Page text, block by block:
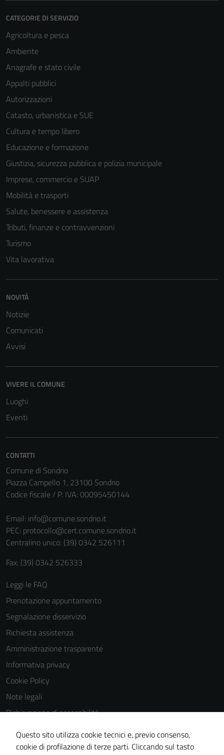
CATEGORIE DI SERVIZIO
Agricoltura e pesca
Ambiente
Anagrafe e stato civile
Appalti pubblici
Autorizzazioni
Catasto, urbanistica e SUE
Cultura e tempo libero
Educazione e formazione
Giustizia, sicurezza pubblica e polizia municipale
Imprese, commercio e SUAP
Mobilità e trasporti
Salute, benessere e assistenza
Tributi, finanze e contravvenzioni
Turismo
Vita lavorativa
NOVITÀ
Notizie
Comunicati
Avvisi
VIVERE IL COMUNE
Luoghi
Eventi
CONTATTI
Comune di Sondrio
Piazza Campello 1, 23100 Sondrio
Codice fiscale / P. IVA: 00095450144
Email: info@comune.sondrio.it
PEC: protocollo@cert.comune.sondrio.it
Centralino unico: (39) 0342 526111
Fax: (39) 0342 526333
Leggi le FAQ
Prenotazione appuntamento
Segnalazione disservizio
Richiesta assistenza
Amministrazione trasparente
Informativa privacy
Cookie Policy
Note legali
Dichiarazione di accessibilità
Dichiarazione di accessibilità Servizi
Whistleblowing
Questo sito utilizza cookie tecnici e, previo consenso,
cookie di profilazione di terze parti. Cliccando sul tasto
funzionamento
Questi cookie
personali.